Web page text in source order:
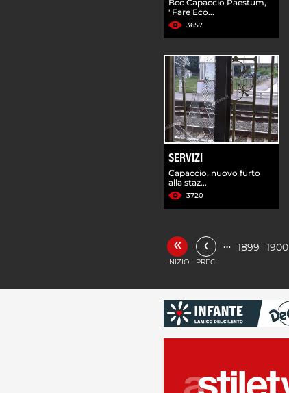
Bcc Capaccio Paestum,
"Fare Eco...
3657
SERVIZI
Capaccio, nuovo furto
alla staz...
3720
«
INIZIO
‹
PREC.
… 1899 1900